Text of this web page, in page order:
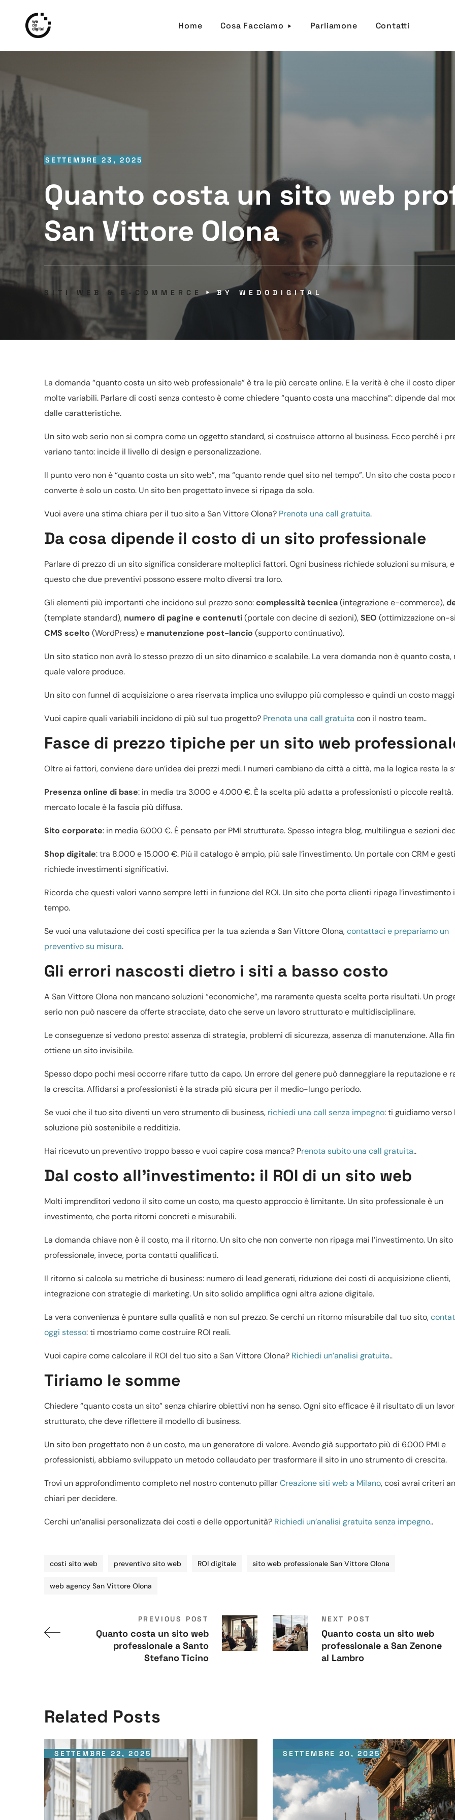
Home Cosa Facciamo Parliamone Contatti
SETTEMBRE 23, 2025
Quanto costa un sito web
San Vittore Olona
SITI WEB & E-COMMERCE BY WEDODIGITAL
La domanda “quanto costa un sito web professionale” è tra le più cercate online. E la verità è che il costo
molte variabili. Parlare di costi senza contesto è come chiedere “quanto costa una macchina”: dipende dal
dalle caratteristiche.
Un sito web serio non si compra come un oggetto standard, si costruisce attorno al business. Ecco perché i
variano tanto: incide il livello di design e personalizzazione.
Il punto vero non è “quanto costa un sito web”, ma “quanto rende quel sito nel tempo”. Un sito che costa poco
converte è solo un costo. Un sito ben progettato invece si ripaga da solo.
Vuoi avere una stima chiara per il tuo sito a San Vittore Olona? Prenota una call gratuita.
Da cosa dipende il costo di un sito professionale
Parlare di prezzo di un sito significa considerare molteplici fattori. Ogni business richiede soluzioni su misura,
questo che due preventivi possono essere molto diversi tra loro.
Gli elementi più importanti che incidono sul prezzo sono:complessità tecnica(integrazione e-commerce),
(template standard), numero di pagine e contenuti(portale con decine di sezioni),SEO (ottimizzazione on-
CMS scelto (WordPress) e manutenzione post-lancio (supporto continuativo).
Un sito statico non avrà lo stesso prezzo di un sito dinamico e scalabile. La vera domanda non è quanto costa,
quale valore produce.
Un sito con funnel di acquisizione o area riservata implica uno sviluppo più complesso e quindi un costo
Vuoi capire quali variabili incidono di più sul tuo progetto? Prenota una call gratuita con il nostro team..
Fasce di prezzo tipiche per un sito web
Oltre ai fattori, conviene dare un’idea dei prezzi medi. I numeri cambiano da città a città, ma la logica resta la
Presenza online di base: in media tra 3.000 e 4.000 €. È la scelta più adatta a professionisti o piccole realtà.
mercato locale è la fascia più diffusa.
Sito corporate: in media 6.000 €. È pensato per PMI strutturate. Spesso integra blog, multilingua e sezioni
Shop digitale: tra 8.000 e 15.000 €. Più il catalogo è ampio, più sale l’investimento. Un portale con CRM e
richiede investimenti significativi.
Ricorda che questi valori vanno sempre letti in funzione del ROI. Un sito che porta clienti ripaga l’investimento
tempo.
Se vuoi una valutazione dei costi specifica per la tua azienda a San Vittore Olona,contattaci e prepariamo un
preventivo su misura.
Gli errori nascosti dietro i siti a basso costo
A San Vittore Olona non mancano soluzioni “economiche”, ma raramente questa scelta porta risultati. Un
serio non può nascere da offerte stracciate, dato che serve un lavoro strutturato e multidisciplinare.
Le conseguenze si vedono presto: assenza di strategia, problemi di sicurezza, assenza di manutenzione. Alla
ottiene un sito invisibile.
Spesso dopo pochi mesi occorre rifare tutto da capo. Un errore del genere può danneggiare la reputazione e
la crescita. Affidarsi a professionisti è la strada più sicura per il medio-lungo periodo.
Se vuoi che il tuo sito diventi un vero strumento di business, richiedi una call senza impegno: ti guidiamo verso
soluzione più sostenibile e redditizia.
Hai ricevuto un preventivo troppo basso e vuoi capire cosa manca? Prenota subito una call gratuita..
Dal costo all’investimento: il ROI di un sito web
Molti imprenditori vedono il sito come un costo, ma questo approccio è limitante. Un sito professionale è un
investimento, che porta ritorni concreti e misurabili.
La domanda chiave non è il costo, ma il ritorno. Un sito che non converte non ripaga mai l’investimento. Un sito
professionale, invece, porta contatti qualificati.
Il ritorno si calcola su metriche di business: numero di lead generati, riduzione dei costi di acquisizione clienti,
integrazione con strategie di marketing. Un sito solido amplifica ogni altra azione digitale.
La vera convenienza è puntare sulla qualità e non sul prezzo. Se cerchi un ritorno misurabile dal tuo sito,
oggi stesso: ti mostriamo come costruire ROI reali.
Vuoi capire come calcolare il ROI del tuo sito a San Vittore Olona? Richiedi un’analisi gratuita..
Tiriamo le somme
Chiedere “quanto costa un sito” senza chiarire obiettivi non ha senso. Ogni sito efficace è il risultato di un
strutturato, che deve riflettere il modello di business.
Un sito ben progettato non è un costo, ma un generatore di valore. Avendo già supportato più di 6.000 PMI e
professionisti, abbiamo sviluppato un metodo collaudato per trasformare il sito in uno strumento di crescita.
Trovi un approfondimento completo nel nostro contenuto pillarCreazione siti web a Milano, così avrai criteri
chiari per decidere.
Cerchi un’analisi personalizzata dei costi e delle opportunità? Richiedi un’analisi gratuita senza impegno..
costi sito web preventivo sito web ROI digitale sito web professionale San Vittore Olona
web agency San Vittore Olona
PREVIOUS POST
Quanto costa un sito web
professionale a Santo
Stefano Ticino
NEXT POST
Quanto costa un sito web
professionale a San Zenone
al Lambro
Related Posts
SETTEMBRE 22, 2025 SETTEMBRE 20, 2025